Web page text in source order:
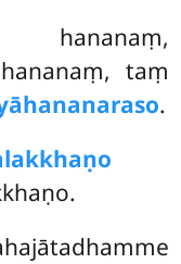
hananaṃ,
taṃ
.